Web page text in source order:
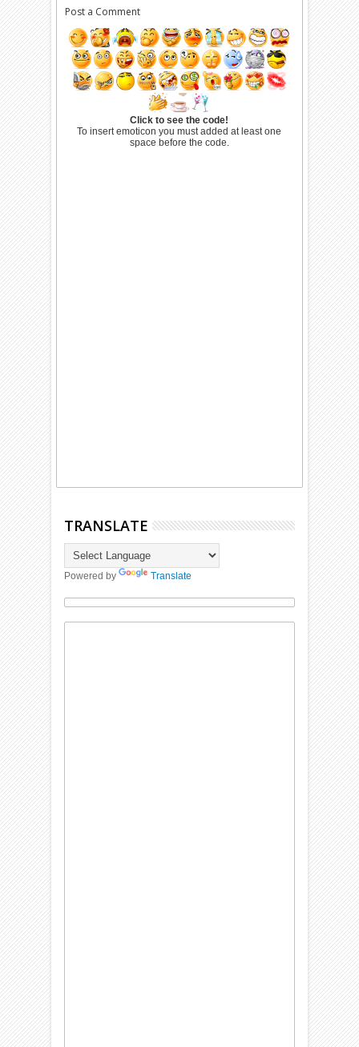
Post a Comment
Click to see the code!
To insert emoticon you must added at least one
space before the code.
TRANSLATE
Powered by Translate